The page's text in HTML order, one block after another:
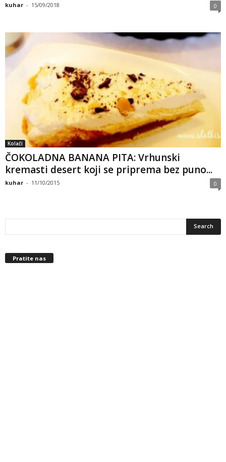
kuhar - 15/09/2018 0
Kolači
ČOKOLADNA BANANA PITA: Vrhunski
kremasti desert koji se priprema bez puno...
kuhar - 11/10/2015 0
Pratite nas